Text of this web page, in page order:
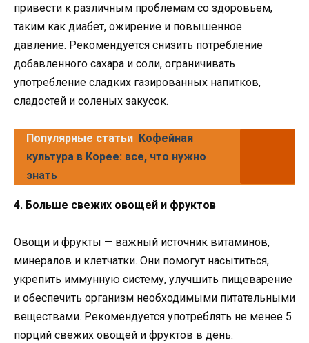
привести к различным проблемам со здоровьем,
таким как диабет, ожирение и повышенное
давление. Рекомендуется снизить потребление
добавленного сахара и соли, ограничивать
употребление сладких газированных напитков,
сладостей и соленых закусок.
Популярные статьи Кофейная
культура в Корее: все, что нужно
знать
4. Больше свежих овощей и фруктов
Овощи и фрукты — важный источник витаминов,
минералов и клетчатки. Они помогут насытиться,
укрепить иммунную систему, улучшить пищеварение
и обеспечить организм необходимыми питательными
веществами. Рекомендуется употреблять не менее 5
порций свежих овощей и фруктов в день.